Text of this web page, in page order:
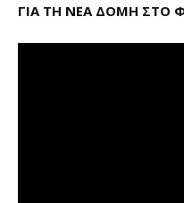
ΓΙΑ ΤΗ ΝΕΑ ΔΟΜΗ ΣΤΟ